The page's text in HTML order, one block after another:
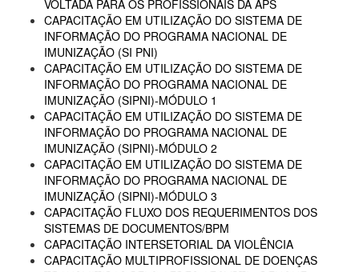
VOLTADA PARA OS PROFISSIONAIS DA APS
CAPACITAÇÃO EM UTILIZAÇÃO DO SISTEMA DE
INFORMAÇÃO DO PROGRAMA NACIONAL DE
IMUNIZAÇÃO (SI PNI)
CAPACITAÇÃO EM UTILIZAÇÃO DO SISTEMA DE
INFORMAÇÃO DO PROGRAMA NACIONAL DE
IMUNIZAÇÃO (SIPNI)-MÓDULO 1
CAPACITAÇÃO EM UTILIZAÇÃO DO SISTEMA DE
INFORMAÇÃO DO PROGRAMA NACIONAL DE
IMUNIZAÇÃO (SIPNI)-MÓDULO 2
CAPACITAÇÃO EM UTILIZAÇÃO DO SISTEMA DE
INFORMAÇÃO DO PROGRAMA NACIONAL DE
IMUNIZAÇÃO (SIPNI)-MÓDULO 3
CAPACITAÇÃO FLUXO DOS REQUERIMENTOS DOS
SISTEMAS DE DOCUMENTOS/BPM
CAPACITAÇÃO INTERSETORIAL DA VIOLÊNCIA
CAPACITAÇÃO MULTIPROFISSIONAL DE DOENÇAS